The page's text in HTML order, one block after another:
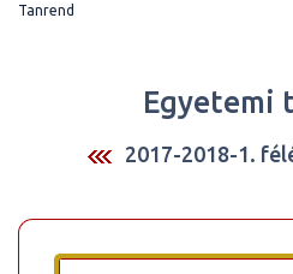
Tanrend
Egyetemi
2017-2018-1.